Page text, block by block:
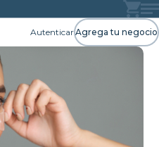
AutenticarAgrega tu negocio